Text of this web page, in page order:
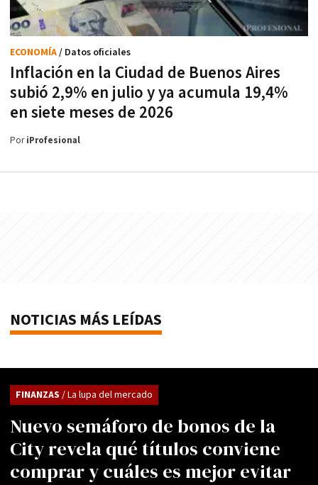
Inflación en la Ciudad de Buenos Aires
subió 2,9% en julio y ya acumula 19,4%
en siete meses de 2026
ECONOMÍA/ Datos oficiales
PoriProfesional
NOTICIAS MÁS LEÍDAS
Nuevo semáforo de bonos de la
City revela qué títulos conviene
comprar y cuáles es mejor evitar
FINANZAS / La lupa del mercado